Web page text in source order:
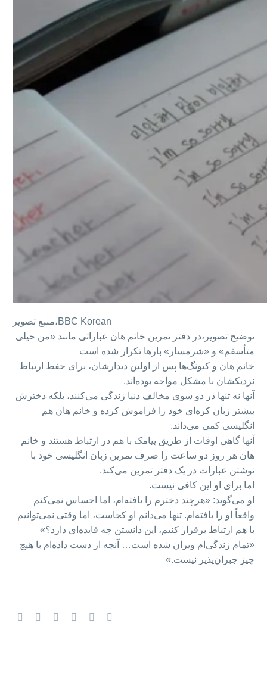
منبع تصویر،BBC Korean
توضیح تصویر،در دفتر تمرین خانم هان عباراتی مانند «من خیلی
متأسفم» و «شرمسار» بارها تکرار شده است
خانم هان و کیونگ‌ها پس از اولین دیدارشان، برای حفظ ارتباط
نزدیکشان با مشکل مواجه بوده‌اند.
آنها نه تنها در دو سوی مخالف دنیا زندگی می‌کنند، بلکه دخترش
بیشتر زبان کره‌ای خود را فراموش کرده و خانم هان هم
انگلیسی کمی می‌داند.
آنها گاهی اوقات از طریق پیامک با هم در ارتباط هستند و خانم
هان هر روز دو ساعت را صرف تمرین زبان انگلیسی خود با
نوشتن عبارات در یک دفتر تمرین می‌کند.
اما برای او این کافی نیست.
او می‌گوید: «هرچند دخترم را یافته‌ام، اما احساس نمی‌کنم
واقعاً او را یافته‌ام. تنها می‌دانم او کجاست، اما وقتی نمی‌توانیم
با هم ارتباط برقرار کنیم، این دانستن چه فایده‌ای دارد؟»
«تمام زندگی‌ام ویران شده است… آنچه از دست داده‌ام با هیچ
چیز جبران‌پذیر نیست.»